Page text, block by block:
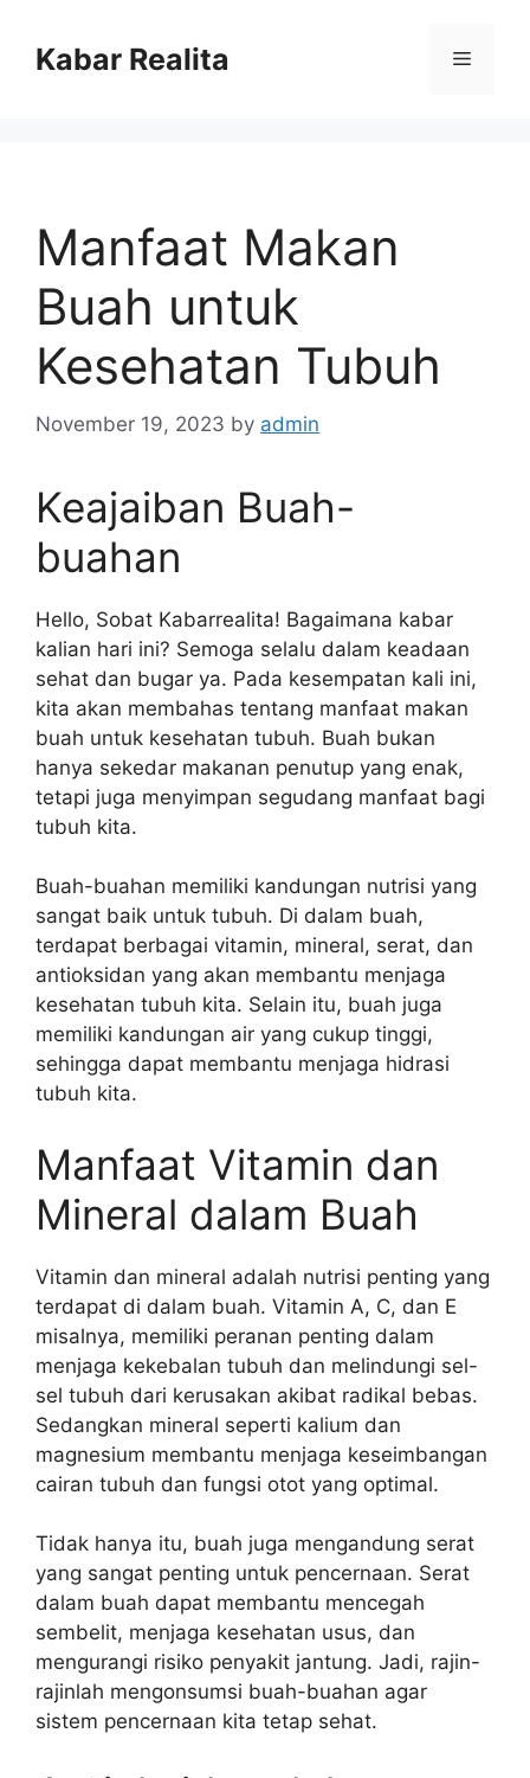
contentKabar Realita Menu
Manfaat Makan
Buah untuk
Kesehatan Tubuh
November 19, 2023 by admin
Keajaiban Buah-
buahan
Hello, Sobat Kabarrealita! Bagaimana kabar
kalian hari ini? Semoga selalu dalam keadaan
sehat dan bugar ya. Pada kesempatan kali ini,
kita akan membahas tentang manfaat makan
buah untuk kesehatan tubuh. Buah bukan
hanya sekedar makanan penutup yang enak,
tetapi juga menyimpan segudang manfaat bagi
tubuh kita.
Buah-buahan memiliki kandungan nutrisi yang
sangat baik untuk tubuh. Di dalam buah,
terdapat berbagai vitamin, mineral, serat, dan
antioksidan yang akan membantu menjaga
kesehatan tubuh kita. Selain itu, buah juga
memiliki kandungan air yang cukup tinggi,
sehingga dapat membantu menjaga hidrasi
tubuh kita.
Manfaat Vitamin dan
Mineral dalam Buah
Vitamin dan mineral adalah nutrisi penting yang
terdapat di dalam buah. Vitamin A, C, dan E
misalnya, memiliki peranan penting dalam
menjaga kekebalan tubuh dan melindungi sel-
sel tubuh dari kerusakan akibat radikal bebas.
Sedangkan mineral seperti kalium dan
magnesium membantu menjaga keseimbangan
cairan tubuh dan fungsi otot yang optimal.
Tidak hanya itu, buah juga mengandung serat
yang sangat penting untuk pencernaan. Serat
dalam buah dapat membantu mencegah
sembelit, menjaga kesehatan usus, dan
mengurangi risiko penyakit jantung. Jadi, rajin-
rajinlah mengonsumsi buah-buahan agar
sistem pencernaan kita tetap sehat.